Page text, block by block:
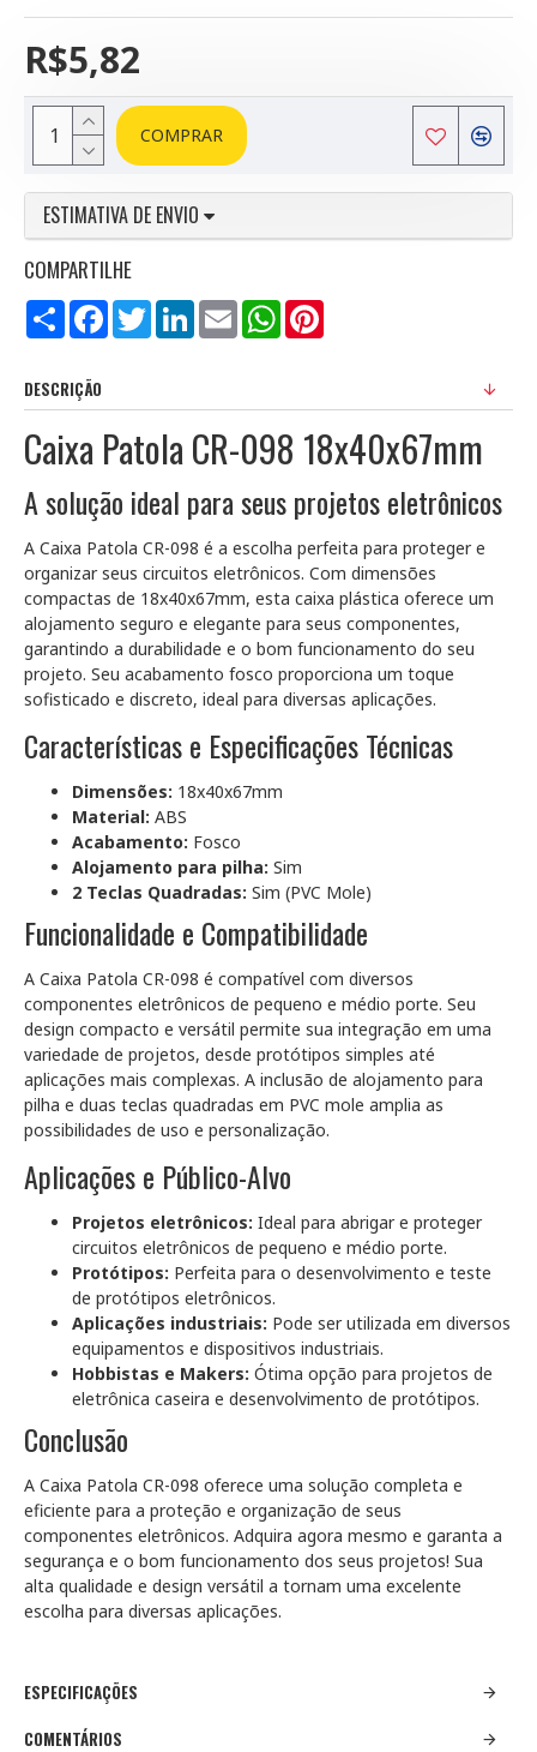
R$5,82
COMPRAR
ESTIMATIVA DE ENVIO
COMPARTILHE
Compartilhar
FacebookTwitterLinkedInEmail WhatsApp
DESCRIÇÃO
Caixa Patola CR-098 18x40x67mm
A solução ideal para seus projetos eletrônicos
A Caixa Patola CR-098 é a escolha perfeita para proteger e
organizar seus circuitos eletrônicos. Com dimensões
compactas de 18x40x67mm, esta caixa plástica oferece um
alojamento seguro e elegante para seus componentes,
garantindo a durabilidade e o bom funcionamento do seu
projeto. Seu acabamento fosco proporciona um toque
sofisticado e discreto, ideal para diversas aplicações.
Características e Especificações Técnicas
Dimensões: 18x40x67mm
Material: ABS
Acabamento: Fosco
Alojamento para pilha: Sim
2 Teclas Quadradas: Sim (PVC Mole)
Funcionalidade e Compatibilidade
A Caixa Patola CR-098 é compatível com diversos
componentes eletrônicos de pequeno e médio porte. Seu
design compacto e versátil permite sua integração em uma
variedade de projetos, desde protótipos simples até
aplicações mais complexas. A inclusão de alojamento para
pilha e duas teclas quadradas em PVC mole amplia as
possibilidades de uso e personalização.
Aplicações e Público-Alvo
Projetos eletrônicos: Ideal para abrigar e proteger
circuitos eletrônicos de pequeno e médio porte.
Protótipos: Perfeita para o desenvolvimento e teste
de protótipos eletrônicos.
Aplicações industriais: Pode ser utilizada em diversos
equipamentos e dispositivos industriais.
Hobbistas e Makers: Ótima opção para projetos de
eletrônica caseira e desenvolvimento de protótipos.
Conclusão
A Caixa Patola CR-098 oferece uma solução completa e
eficiente para a proteção e organização de seus
componentes eletrônicos. Adquira agora mesmo e garanta a
segurança e o bom funcionamento dos seus projetos! Sua
alta qualidade e design versátil a tornam uma excelente
escolha para diversas aplicações.
ESPECIFICAÇÕES
COMENTÁRIOS